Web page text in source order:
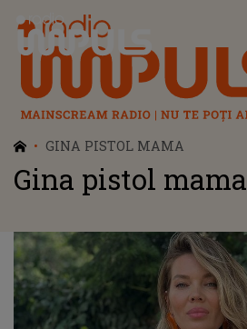
Radio Impuls
GINA PISTOL MAMA
Gina pistol mama